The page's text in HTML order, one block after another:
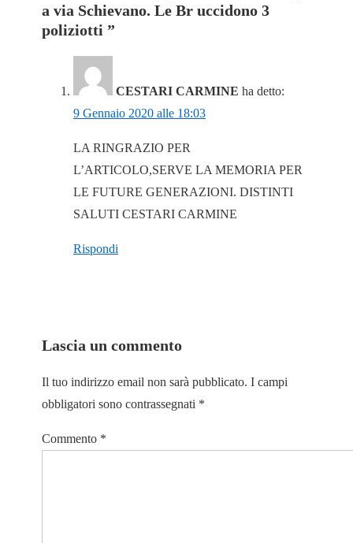
a via Schievano. Le Br uccidono 3
poliziotti ”
CESTARI CARMINE ha detto:
9 Gennaio 2020 alle 18:03
LA RINGRAZIO PER
L’ARTICOLO,SERVE LA MEMORIA PER
LE FUTURE GENERAZIONI. DISTINTI
SALUTI CESTARI CARMINE
Rispondi
Lascia un commento
Il tuo indirizzo email non sarà pubblicato. I campi
obbligatori sono contrassegnati *
Commento *